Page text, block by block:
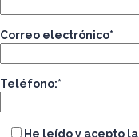
Correo electrónico*
Teléfono:*
He leído y acepto la